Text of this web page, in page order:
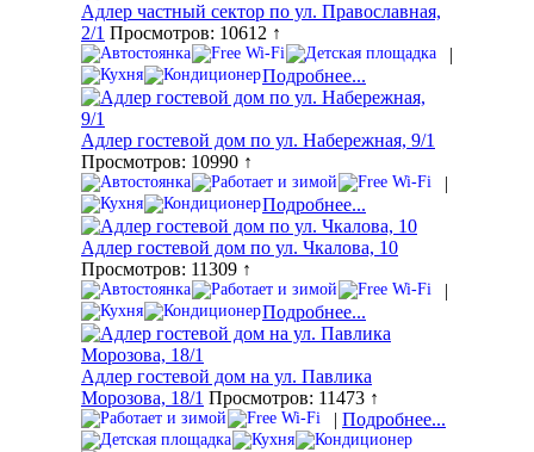
Адлер частный сектор по ул. Православная,
2/1 Просмотров: 10612 ↑
|
Подробнее...
Адлер гостевой дом по ул. Набережная, 9/1
Просмотров: 10990 ↑
|
Подробнее...
Адлер гостевой дом по ул. Чкалова, 10
Просмотров: 11309 ↑
|
Подробнее...
Адлер гостевой дом на ул. Павлика
Морозова, 18/1 Просмотров: 11473 ↑
| Подробнее...